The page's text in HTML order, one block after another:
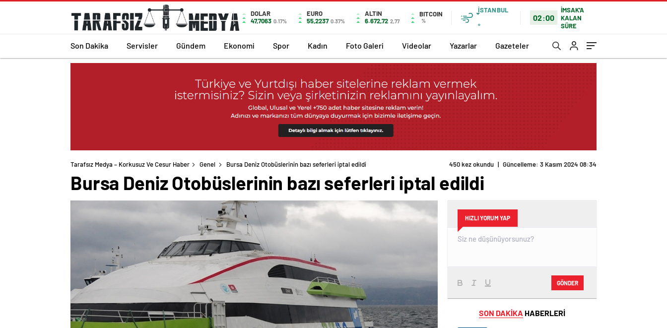
DOLAR
47,7063 0.17%
EURO
55,2237 0.37%
ALTIN
6.672,72 2,77
BITCOIN
%
İSTANBUL
°
02:00
İMSAK'A
KALAN
SÜRE
Son Dakika Servisler Gündem Ekonomi Spor Kadın Foto Galeri Videolar Yazarlar Gazeteler
Tarafsız Medya – Korkusuz Ve Cesur Haber Genel Bursa Deniz Otobüslerinin bazı seferleri iptal edildi 450 kez okundu | Güncelleme: 3 Kasım 2024 08:34
Bursa Deniz Otobüslerinin bazı seferleri iptal edildi
HIZLI YORUM YAP
GÖNDER
SON DAKİKA HABERLERİ